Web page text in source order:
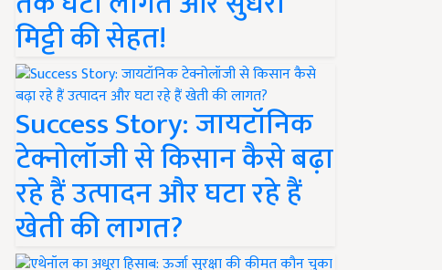
मिट्टी की सेहत!
Success Story: जायटॉनिक
टेक्नोलॉजी से किसान कैसे बढ़ा
रहे हैं उत्पादन और घटा रहे हैं
खेती की लागत?